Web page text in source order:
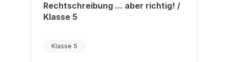
Rechtschreibung ... aber richtig! /
Klasse 5
Klasse 5